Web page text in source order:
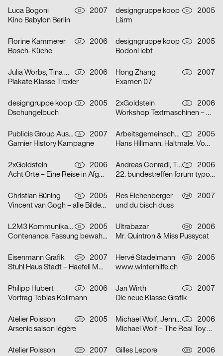
Luca Bogoni D
2007
Kino Babylon Berlin
designgruppe koop D
2005
Lärm
Florine Kammerer D
2006
Bosch-Küche
designgruppe koop D
2005
Bodoni lebt
Julia Worbs, Tina Worbs D
2006
Plakate Klasse Troxler
Hong Zhang D
2007
Examen 07
designgruppe koop D
2005
Dschungelbuch
2xGoldstein D
2006
Workshop Textmaschinen – Maschinentext
Publicis Group Austria GmbH, Evelina Sava A
2007
Garnier History Kampagne
Arbeitsgemeinschaft für visuelle und verbale Kommunikation Uwe Loesch D
2005
Hans Hillmann. Haltmale. Vom Plakat zum Bildroman
2xGoldstein D
2006
Acht Orte – Eine Reise in Afghanistan
Andreas Conradi, Tino Graß, Martin Hoffmann, Tristan Schmitz D
2006
22. bundestreffen forum typografie/walbaum tanzt grotesk
Christian Büning D
2005
Vincent van Gogh – alle Bilder / nur die Porträts
Res Eichenberger CH
2007
und du bisch duss
L2M3 Kommunikationsdesign D
2005
Contenance. Fassung bewahren
Ultrabazar CH
2006
Mr. Quintron & Miss Pussycat
Eisenmann Grafik CH
2007
Stuhl Haus Stadt – Haefeli Moser Steiger
Hervé Stadelmann CH
2005
www.winterhilfe.ch
Philipp Hubert D
2006
Vortrag Tobias Kollmann
Jan Wirth D
2007
Die neue Klasse Grafik
Atelier Poisson CH
2005
Arsenic saison légère
Michael Wolf, Jennie Boie, Büro für Gestaltung Janssen D
2006
Michael Wolf – The Real Toy Story
Atelier Poisson CH
2007
Gilles Lepore CH
2006